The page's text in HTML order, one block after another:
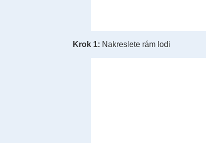
Krok 1: Nakreslete rám lodi